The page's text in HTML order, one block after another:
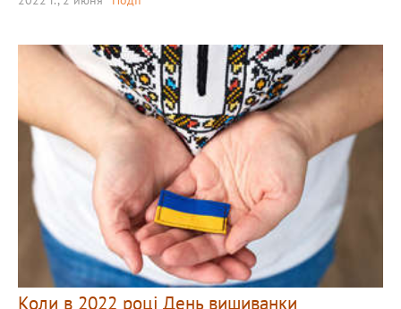
Коли в 2022 році День вишиванки